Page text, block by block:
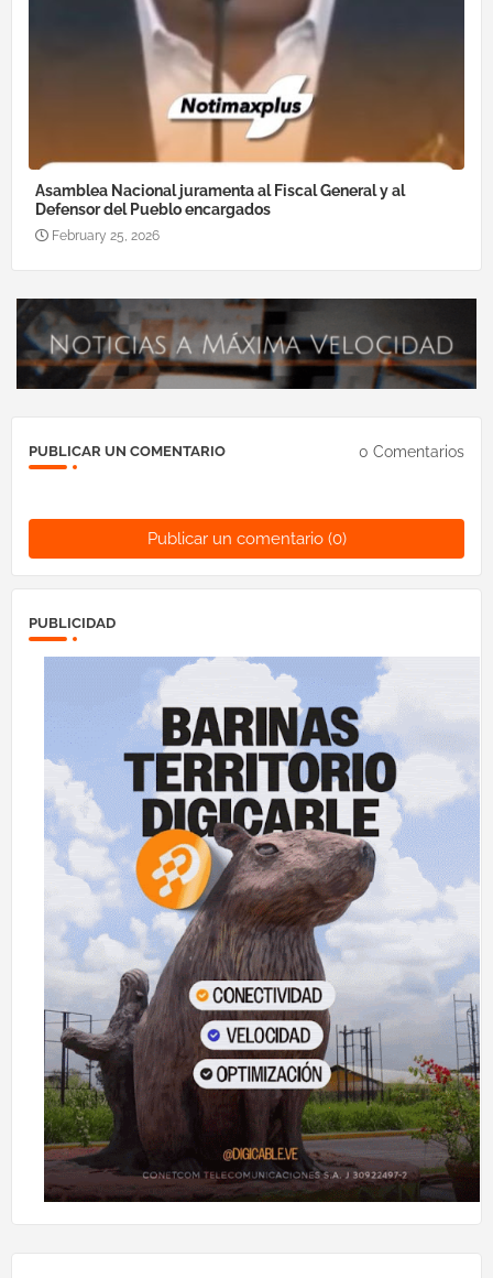
Asamblea Nacional juramenta al Fiscal General y al
Defensor del Pueblo encargados
February 25, 2026
PUBLICAR UN COMENTARIO 0 Comentarios
Publicar un comentario (0)
PUBLICIDAD